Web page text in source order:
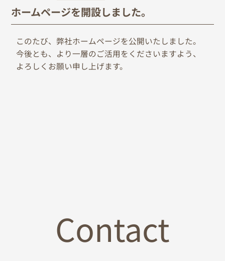
ホームページを開設しました。
このたび、弊社ホームページを公開いたしました。
今後とも、より一層のご活用をくださいますよう、
よろしくお願い申し上げます。
Contact